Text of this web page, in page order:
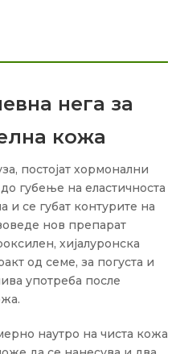
нега за
кожа
постојат хормонални
губење на еластичноста
и се губат контурите на
нов препарат
хијалуронска
од семе, за погуста и
употреба после
наутро на чиста кожа